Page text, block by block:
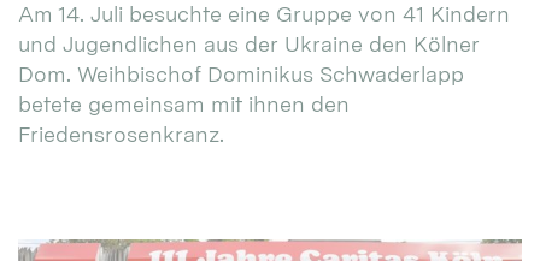
Am 14. Juli besuchte eine Gruppe von 41 Kindern
und Jugendlichen aus der Ukraine den Kölner
Dom. Weihbischof Dominikus Schwaderlapp
betete gemeinsam mit ihnen den
Friedensrosenkranz.